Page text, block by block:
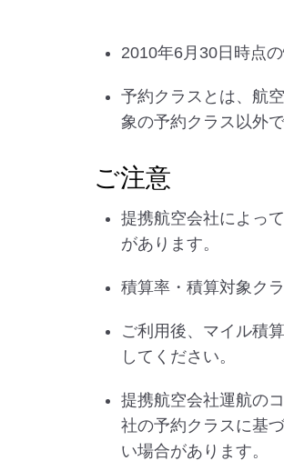
2010年6月30日時点の
予約クラスとは、航
象の予約クラス以外
ご注意
提携航空会社によっ
があります。
積算率・積算対象ク
ご利用後、マイル積
してください。
提携航空会社運航の
社の予約クラスに基
い場合があります。